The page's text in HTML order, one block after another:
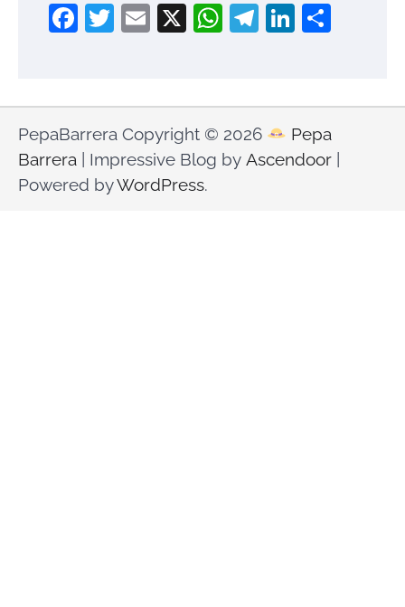
Facebook
Twitter
Email
X WhatsApp
Telegram
PepaBarrera Copyright © 2026
Pepa
Barrera | Impressive Blog by Ascendoor
Powered byWordPress.